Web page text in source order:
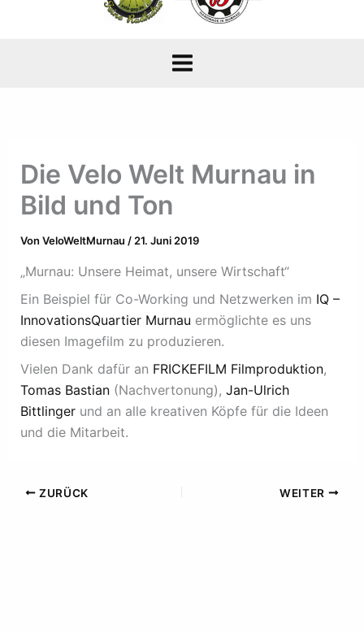
Die Velo Welt Murnau in
Bild und Ton
Von VeloWeltMurnau / 21. Juni 2019
„Murnau: Unsere Heimat, unsere Wirtschaft“
Ein Beispiel für Co-Working und Netzwerken im IQ –
InnovationsQuartier Murnau ermöglichte es uns
diesen Imagefilm zu produzieren.
Vielen Dank dafür an FRICKEFILM Filmproduktion,
Tomas Bastian(Nachvertonung), Jan-Ulrich
Bittlingerund an alle kreativen Köpfe für die Ideen
und die Mitarbeit.
ZURÜCK WEITER